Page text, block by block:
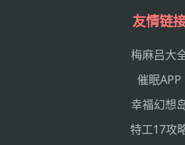
友情链
梅麻吕大
催眠APP
幸福幻想
特工17攻